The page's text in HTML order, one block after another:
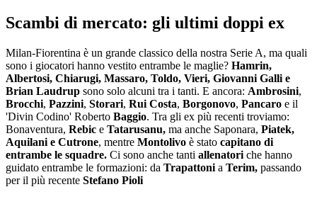
Scambi di mercato: gli ultimi doppi ex
Milan-Fiorentina è un grande classico della nostra Serie A, ma quali
sono i giocatori hanno vestito entrambe le maglie? Hamrin,
Albertosi, Chiarugi, Massaro, Toldo, Vieri, Giovanni Galli e
Brian Laudrup sono solo alcuni tra i tanti. E ancora: Ambrosini,
Brocchi, Pazzini, Storari, Rui Costa, Borgonovo, Pancaro e il
'Divin Codino' Roberto Baggio. Tra gli ex più recenti troviamo:
Bonaventura, Rebic e Tatarusanu, ma anche Saponara, Piatek,
Aquilani e Cutrone, mentre Montolivo è stato capitano di
entrambe le squadre. Ci sono anche tanti allenatori che hanno
guidato entrambe le formazioni: da Trapattoni a Terim, passando
per il più recente Stefano Pioli